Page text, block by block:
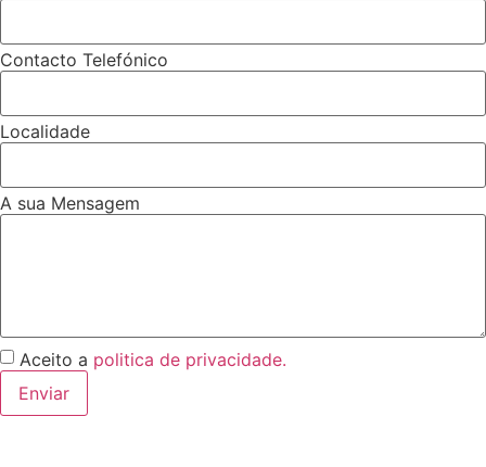
Contacto Telefónico
Localidade
A sua Mensagem
Aceito a politica de privacidade.
Enviar